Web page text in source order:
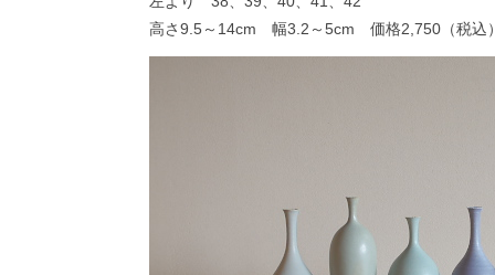
高さ9.5～14cm 幅3.2～5cm 価格2,750（税込